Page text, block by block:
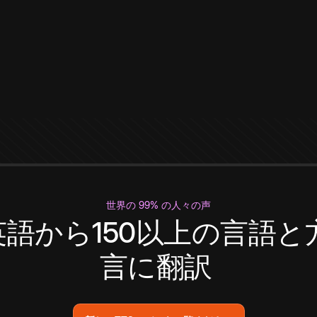
世界の 99% の人々の声
から150以上の言語と
言に翻訳